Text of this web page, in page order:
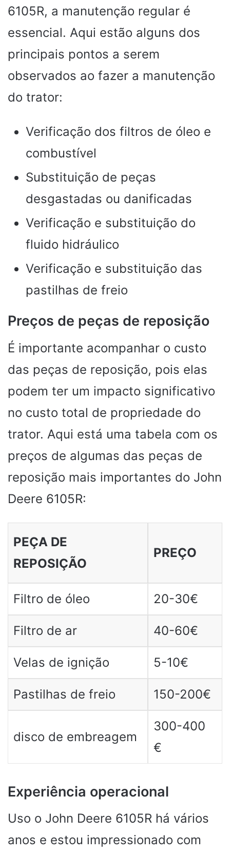
6105R, a manutenção regular é
essencial. Aqui estão alguns dos
principais pontos a serem
observados ao fazer a manutenção
do trator:
Verificação dos filtros de óleo e
combustível
Substituição de peças
desgastadas ou danificadas
Verificação e substituição do
fluido hidráulico
Verificação e substituição das
pastilhas de freio
Preços de peças de reposição
É importante acompanhar o custo
das peças de reposição, pois elas
podem ter um impacto significativo
no custo total de propriedade do
trator. Aqui está uma tabela com os
preços de algumas das peças de
reposição mais importantes do John
Deere 6105R:
PEÇA DE
REPOSIÇÃO
PREÇO
Filtro de óleo 20-30€
Filtro de ar 40-60€
Velas de ignição 5-10€
Pastilhas de freio 150-200€
disco de embreagem
300-400
€
Experiência operacional
Uso o John Deere 6105R há vários
anos e estou impressionado com